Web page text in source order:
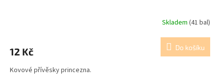
Skladem (41 bal)
12 Kč Do košíku
Kovové přívěsky princezna.